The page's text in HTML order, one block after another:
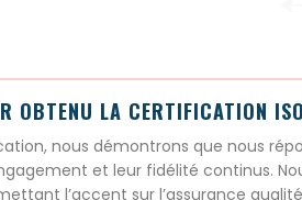
OBTENU LA CERTIFICATION
nous démontrons que nous
et leur fidélité continus.
l’accent sur l’assurance